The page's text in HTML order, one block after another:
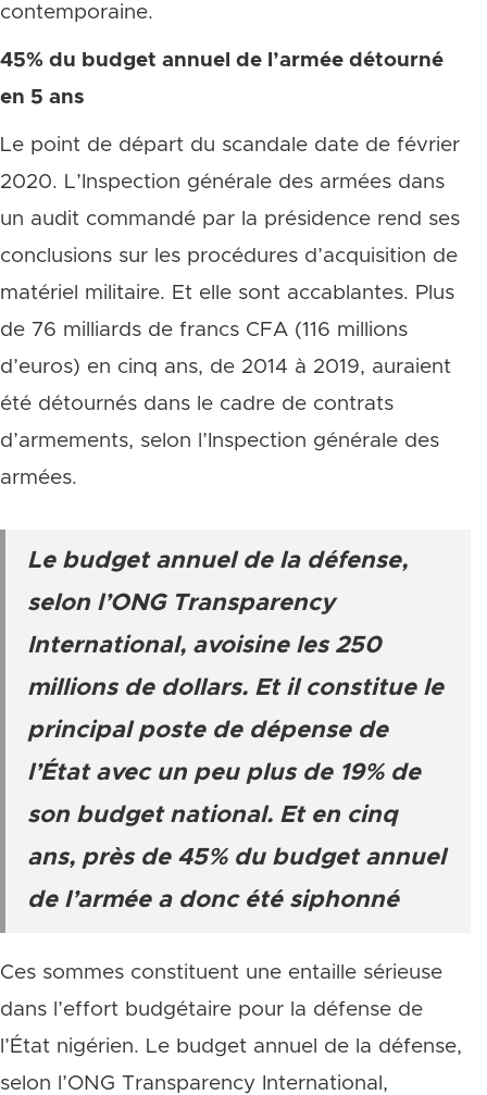
contemporaine.
45% du budget annuel de l’armée détourné
en 5 ans
Le point de départ du scandale date de février
2020. L’Inspection générale des armées dans
un audit commandé par la présidence rend ses
conclusions sur les procédures d’acquisition de
matériel militaire. Et elle sont accablantes. Plus
de 76 milliards de francs CFA (116 millions
d’euros) en cinq ans, de 2014 à 2019, auraient
été détournés dans le cadre de contrats
d’armements, selon l’Inspection générale des
armées.
Le budget annuel de la défense,
selon l’ONG Transparency
International, avoisine les 250
millions de dollars. Et il constitue le
principal poste de dépense de
l’État avec un peu plus de 19% de
son budget national. Et en cinq
ans, près de 45% du budget annuel
de l’armée a donc été siphonné
Ces sommes constituent une entaille sérieuse
dans l’effort budgétaire pour la défense de
l’État nigérien. Le budget annuel de la défense,
selon l’ONG Transparency International,